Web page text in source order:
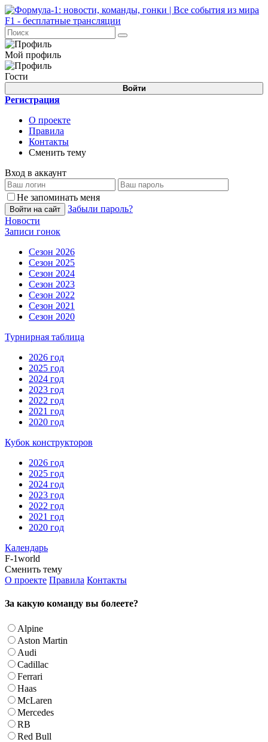
Мой профиль
Гости
Войти
Регистрация
О проекте
Правила
Контакты
Сменить тему
Вход в аккаунт
Не запоминать меня
Войти на сайт
Забыли пароль?
Новости
Записи гонок
Сезон 2026
Сезон 2025
Сезон 2024
Сезон 2023
Сезон 2022
Сезон 2021
Сезон 2020
Турнирная таблица
2026 год
2025 год
2024 год
2023 год
2022 год
2021 год
2020 год
Кубок конструкторов
2026 год
2025 год
2024 год
2023 год
2022 год
2021 год
2020 год
Календарь
F-1world
Сменить тему
О проекте Правила Контакты
За какую команду вы болеете?
Alpine
Aston Martin
Audi
Cadillac
Ferrari
Haas
McLaren
Mercedes
RB
Red Bull